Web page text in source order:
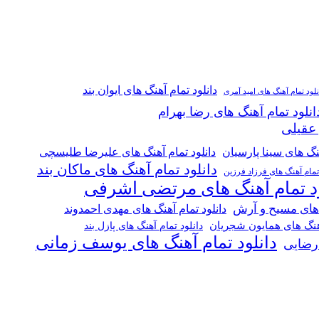
تمام آهنگ های امید آمری دانلود تمام آهنگ های ایوان بند
تمام آهنگ های رضا بهرام
عقیلی
های سینا پارسیان دانلود تمام آهنگ های علیرضا طلیسچی
تمام آهنگ های فرزاد فرزین دانلود تمام آهنگ های ماکان بند
تمام آهنگ های مرتضی اشرفی
های مسیح و آرش دانلود تمام آهنگ های مهدی احمدوند
های همایون شجریان دانلود تمام آهنگ های پازل بند
رضایی دانلود تمام آهنگ های یوسف زمانی